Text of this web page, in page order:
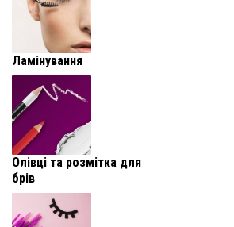
Ламінування
Олівці та розмітка для
брів